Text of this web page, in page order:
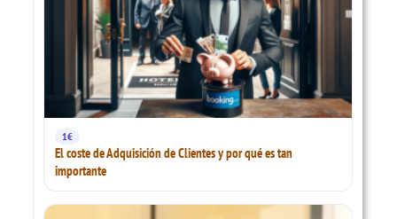
1€
El coste de Adquisición de Clientes y por qué es tan
importante